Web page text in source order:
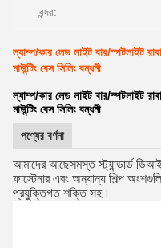
বন্দর:
ল্যাম্প/কার লেড লাইট বার/স্পটলাইট
মাউন্টিং বেস সিলিং বন্ধনী
ল্যাম্প/কার লেড লাইট বার/স্পটলাইট
মাউন্টিং বেস সিলিং বন্ধনী
পণ্যের বর্ণনা
আমাদের আছেসমস্ত স্ট্যান্ডার্ড
ফাস্টেনার এবং অন্যান্য শিল্প
প্রযুক্তিগত শক্তি সহ।